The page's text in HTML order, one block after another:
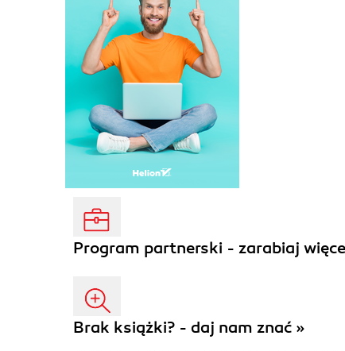
Program partnerski - zarabiaj
Brak książki? - daj nam znać »